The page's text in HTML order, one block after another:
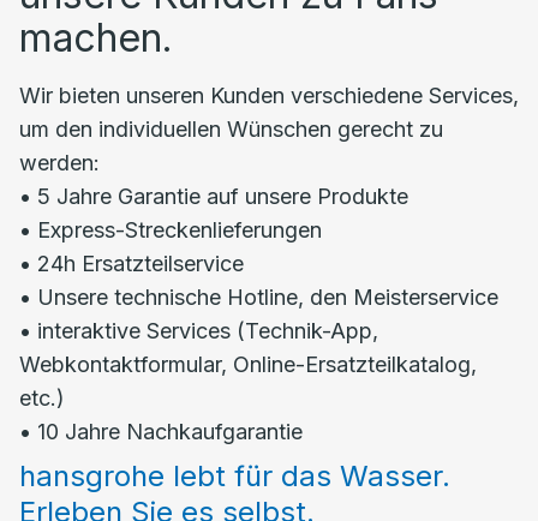
machen.
Wir bieten unseren Kunden verschiedene Services,
um den individuellen Wünschen gerecht zu
werden:
• 5 Jahre Garantie auf unsere Produkte
• Express-Streckenlieferungen
• 24h Ersatzteilservice
• Unsere technische Hotline, den Meisterservice
• interaktive Services (Technik-App,
Webkontaktformular, Online-Ersatzteilkatalog,
etc.)
• 10 Jahre Nachkaufgarantie
hansgrohe lebt für das Wasser.
Erleben Sie es selbst.